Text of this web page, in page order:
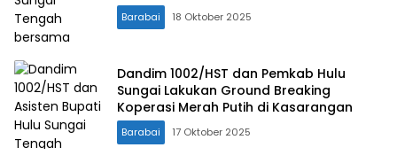
Barabai 18 Oktober 2025
Dandim 1002/HST dan Pemkab Hulu
Sungai Lakukan Ground Breaking
Koperasi Merah Putih di Kasarangan
Barabai 17 Oktober 2025